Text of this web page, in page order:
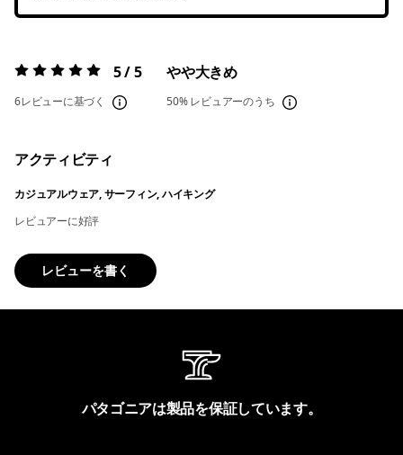
評価:5 / 5 5 / 5
6レビューに基づく
やや大きめ
50%レビュアーのうち
アクティビティ
カジュアルウェア, サーフィン, ハイキング
レビュアーに好評
レビューを書く
パタゴニアは製品を保証しています。